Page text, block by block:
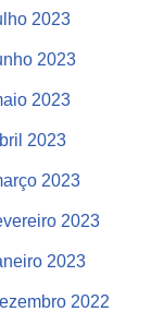
2023
2023
2023
2023
2023
2023
2023
2022